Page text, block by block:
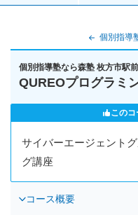
個別指導
個別指導塾なら森塾 枚方市駅
QUREOプログラミ
このコ
サイバーエージェント
グ講座
コース概要